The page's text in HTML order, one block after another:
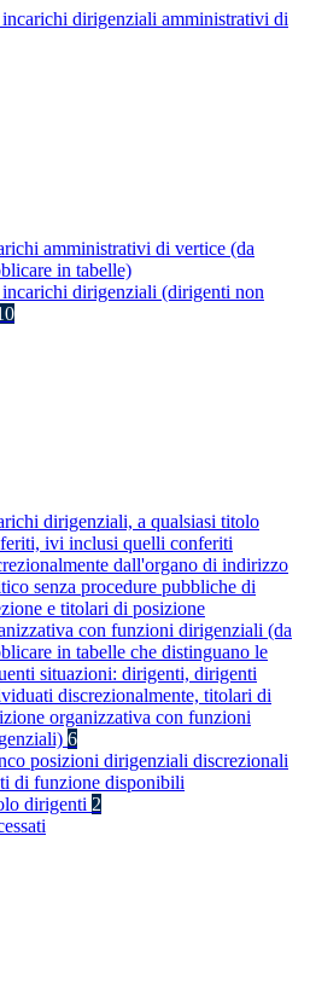
dirigenziali amministrativi di
amministrativi di vertice (da
in tabelle)
dirigenziali (dirigenti non
dirigenziali, a qualsiasi titolo
ivi inclusi quelli conferiti
dall'organo di indirizzo
senza procedure pubbliche di
e titolari di posizione
con funzioni dirigenziali (da
in tabelle che distinguano le
situazioni: dirigenti, dirigenti
discrezionalmente, titolari di
organizzativa con funzioni
6
posizioni dirigenziali discrezionali
di funzione disponibili
dirigenti 2